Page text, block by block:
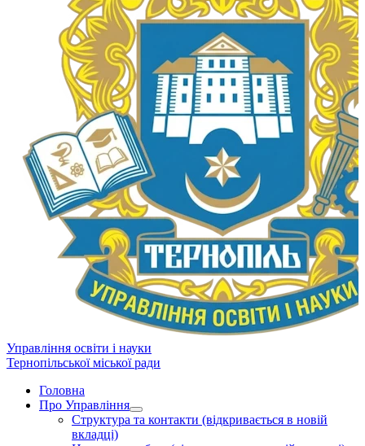
Управління освіти і науки
Тернопільської міської ради
Головна
Про Управління
Структура та контакти (відкривається в новій
вкладці)